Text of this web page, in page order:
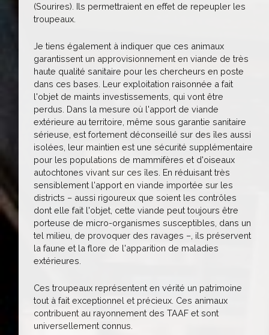
(Sourires). Ils permettraient en effet de repeupler les
troupeaux.
Je tiens également à indiquer que ces animaux
garantissent un approvisionnement en viande de très
haute qualité sanitaire pour les chercheurs en poste
dans ces bases. Leur exploitation raisonnée a fait
l'objet de maints investissements, qui vont être
perdus. Dans la mesure où l'apport de viande
extérieure au territoire, même sous garantie sanitaire
sérieuse, est fortement déconseillé sur des îles aussi
isolées, leur maintien est une sécurité supplémentaire
pour les populations de mammifères et d'oiseaux
autochtones vivant sur ces îles. En réduisant très
sensiblement l'apport en viande importée sur les
districts – aussi rigoureux que soient les contrôles
dont elle fait l'objet, cette viande peut toujours être
porteuse de micro-organismes susceptibles, dans un
tel milieu, de provoquer des ravages –, ils préservent
la faune et la flore de l'apparition de maladies
extérieures.
Ces troupeaux représentent en vérité un patrimoine
tout à fait exceptionnel et précieux. Ces animaux
contribuent au rayonnement des TAAF et sont
universellement connus.